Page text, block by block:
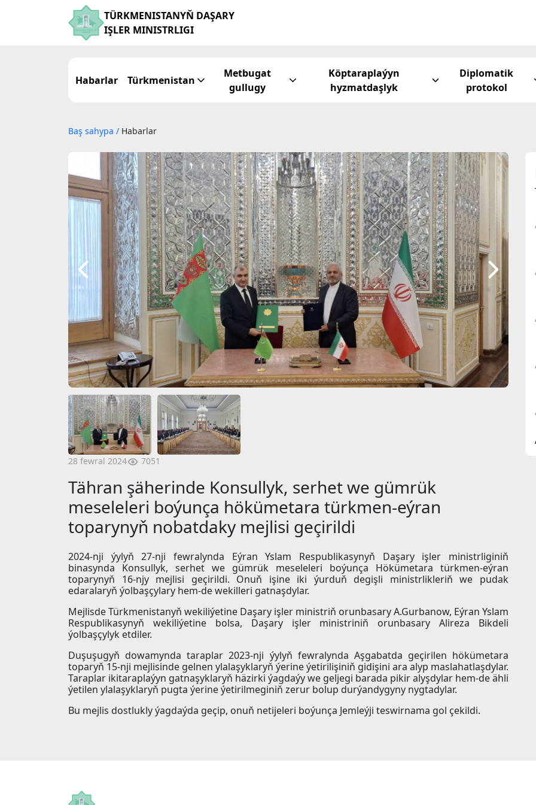
TÜRKMENISTANYŇ DAŞARY
IŞLER MINISTRLIGI
Habarlar Türkmenistan
Metbugat
gullugy
Köptaraplaýyn
hyzmatdaşlyk
Diplomatik
protokol
Baş sahypa / Habarlar
28 fewral 2024 7051
Tähran şäherinde Konsullyk, serhet we gümrük
meseleleri boýunça hökümetara türkmen-eýran
toparynyň nobatdaky mejlisi geçirildi
2024-nji ýylyň 27-nji fewralynda Eýran Yslam Respublikasynyň Daşary işler ministrliginiň
binasynda Konsullyk, serhet we gümrük meseleleri boýunça Hökümetara türkmen-eýran
toparynyň 16-njy mejlisi geçirildi. Onuň işine iki ýurduň degişli ministrlikleriň we pudak
edaralaryň ýolbaşçylary hem-de wekilleri gatnaşdylar.
Mejlisde Türkmenistanyň wekiliýetine Daşary işler ministriň orunbasary A.Gurbanow, Eýran Yslam
Respublikasynyň wekiliýetine bolsa, Daşary işler ministriniň orunbasary Alireza Bikdeli
ýolbaşçylyk etdiler.
Duşuşugyň dowamynda taraplar 2023-nji ýylyň fewralynda Aşgabatda geçirilen hökümetara
toparyň 15-nji mejlisinde gelnen ylalaşyklaryň ýerine ýetirilişiniň gidişini ara alyp maslahatlaşdylar.
Taraplar ikitaraplaýyn gatnaşyklaryň häzirki ýagdaýy we geljegi barada pikir alyşdylar hem-de ähli
ýetilen ylalaşyklaryň pugta ýerine ýetirilmeginiň zerur bolup durýandygyny nygtadylar.
Bu mejlis dostlukly ýagdaýda geçip, onuň netijeleri boýunça Jemleýji teswirnama gol çekildi.